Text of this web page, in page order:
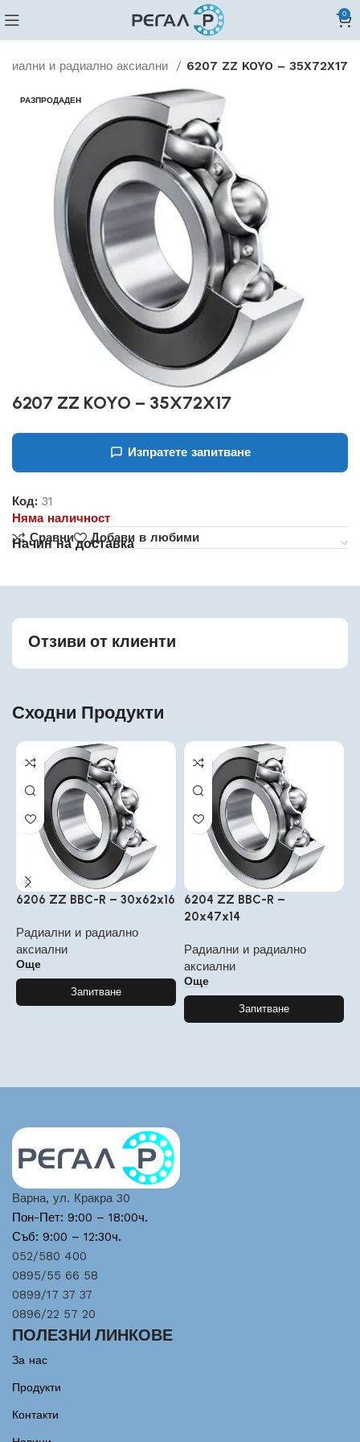
0
и радиално аксиални 6207 ZZ KOYO – 35X72X17
РАЗПРОДАДЕН
6207 ZZ KOYO – 35X72X17
Изпратете запитване
Код:31
Няма наличност
Сравни
Добави в любими
Начин на доставка
Отзиви от клиенти
Сходни Продукти
6206 ZZ BBC-R – 30x62x16
Радиални и радиално
аксиални
Още
Запитване
6204 ZZ BBC-R –
20x47x14
Радиални и радиално
аксиални
Още
Запитване
Варна, ул. Кракра 30
Пон-Пет: 9:00 – 18:00ч.
Съб: 9:00 – 12:30ч.
052/580 400
0895/55 66 58
0899/17 37 37
0896/22 57 20
ПОЛЕЗНИ ЛИНКОВЕ
За нас
Продукти
Контакти